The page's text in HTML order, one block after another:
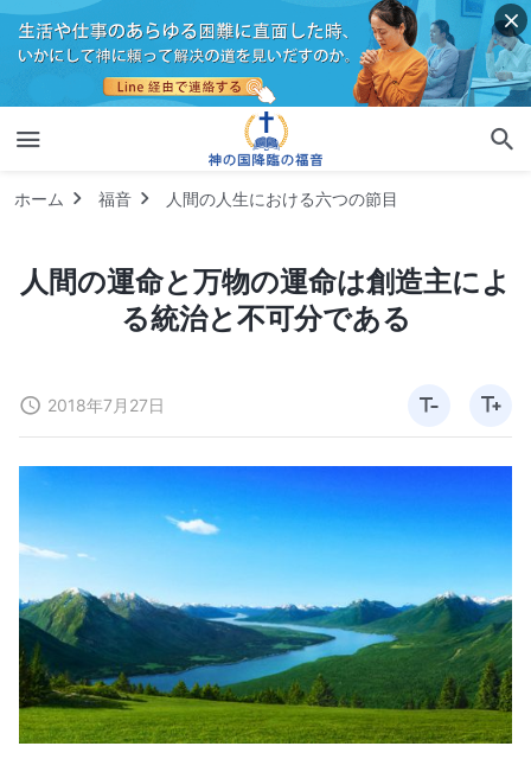
ホーム 福音 人間の人生における六つの節目
人間の運命と万物の運命は創造主によ
る統治と不可分である
2018年7月27日